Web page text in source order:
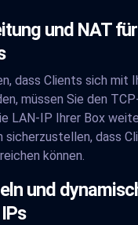
und NAT
dass Clients sich mit
müssen Sie den
LAN-IP Ihrer Box
sicherzustellen, dass
können.
und